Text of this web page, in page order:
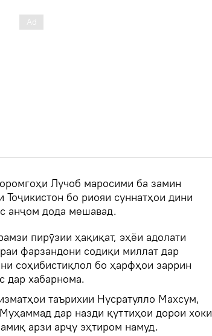
Лучоб маросими ба замин
бо риояи суннатҳои дини
анҷом дода мешавад.
пирӯзии ҳақиқат, эҳёи адолати
фарзандони содиқи миллат дар
соҳибистиқлол бо ҳарфҳои заррин
дар хабарнома.
таърихии Нусратулло Махсум,
дар назди қуттиҳои дорои хоки
арзи арҷу эҳтиром намуд.